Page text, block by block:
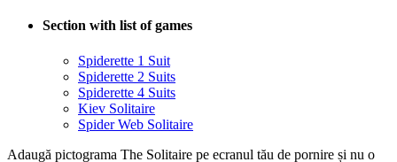
Section with list of games
Spiderette 1 Suit
Spiderette 2 Suits
Spiderette 4 Suits
Kiev Solitaire
Spider Web Solitaire
Adaugă pictograma The Solitaire pe ecranul tău de pornire și nu o